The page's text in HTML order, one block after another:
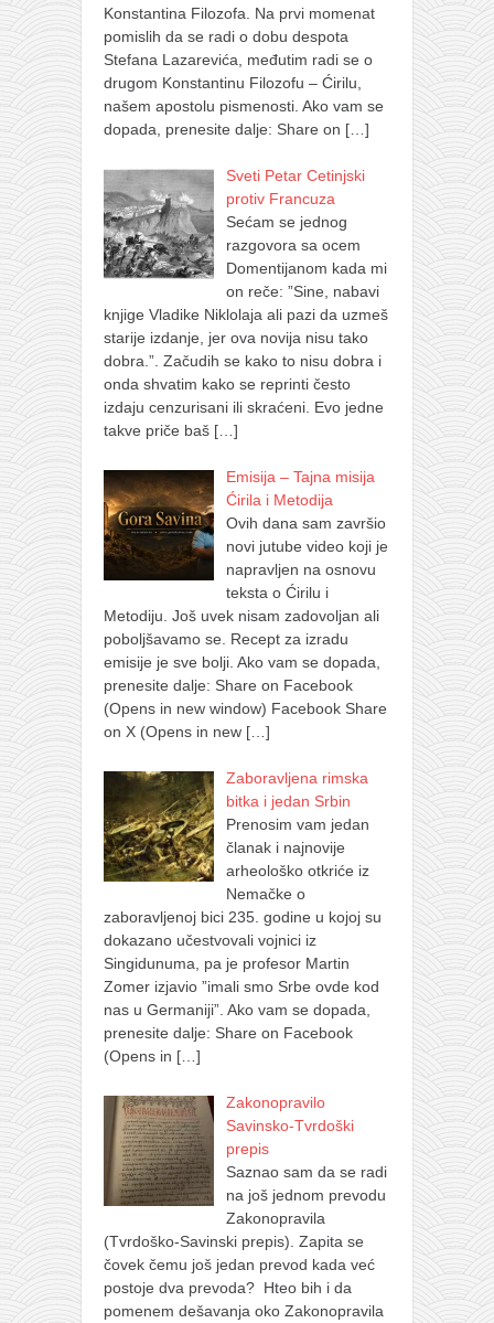
Konstantina Filozofa. Na prvi momenat
pomislih da se radi o dobu despota
Stefana Lazarevića, međutim radi se o
drugom Konstantinu Filozofu – Ćirilu,
našem apostolu pismenosti. Ako vam se
dopada, prenesite dalje: Share on […]
Sveti Petar Cetinjski
protiv Francuza
Sećam se jednog
razgovora sa ocem
Domentijanom kada mi
on reče: ”Sine, nabavi
knjige Vladike Niklolaja ali pazi da uzmeš
starije izdanje, jer ova novija nisu tako
dobra.”. Začudih se kako to nisu dobra i
onda shvatim kako se reprinti često
izdaju cenzurisani ili skraćeni. Evo jedne
takve priče baš […]
Emisija – Tajna misija
Ćirila i Metodija
Ovih dana sam završio
novi jutube video koji je
napravljen na osnovu
teksta o Ćirilu i
Metodiju. Još uvek nisam zadovoljan ali
poboljšavamo se. Recept za izradu
emisije je sve bolji. Ako vam se dopada,
prenesite dalje: Share on Facebook
(Opens in new window) Facebook Share
on X (Opens in new […]
Zaboravljena rimska
bitka i jedan Srbin
Prenosim vam jedan
članak i najnovije
arheološko otkriće iz
Nemačke o
zaboravljenoj bici 235. godine u kojoj su
dokazano učestvovali vojnici iz
Singidunuma, pa je profesor Martin
Zomer izjavio ”imali smo Srbe ovde kod
nas u Germaniji”. Ako vam se dopada,
prenesite dalje: Share on Facebook
(Opens in […]
Zakonopravilo
Savinsko-Tvrdoški
prepis
Saznao sam da se radi
na još jednom prevodu
Zakonopravila
(Tvrdoško-Savinski prepis). Zapita se
čovek čemu još jedan prevod kada već
postoje dva prevoda? Hteo bih i da
pomenem dešavanja oko Zakonopravila